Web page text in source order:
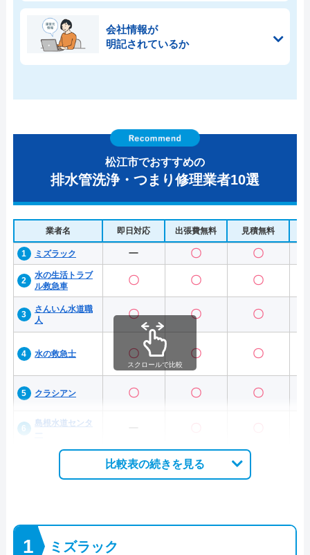
会社情報が
明記されているか
松江市でおすすめの
排水管洗浄・つまり修理業者10選
業者名 即日対応 出張費無料 見積無料
ミズラック ー 〇 〇
水の生活トラブ
ル救急車
〇 〇 〇
さんいん水道職
人
〇 〇 〇
水の救急士 〇 〇 〇
クラシアン 〇 〇 〇
島根水道センタ
スクロールで比較
比較表の続きを見る
ミズラック